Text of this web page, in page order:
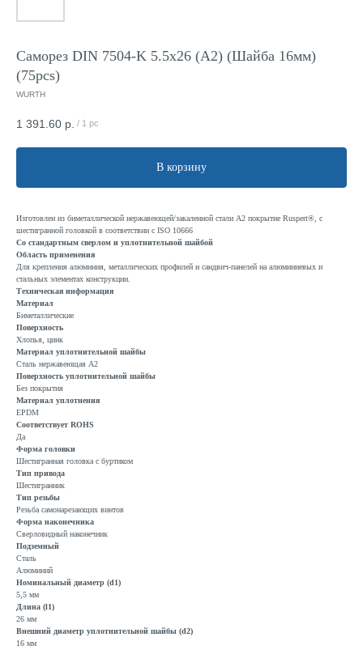
Саморез DIN 7504-K 5.5x26 (A2) (Шайба 16мм)
(75pcs)
WURTH
1 391.60 р. / 1 pc
В корзину
Изготовлен из биметаллической нержавеющей/закаленной стали A2 покрытие Ruspert®, с
шестигранной головкой в соответствии с ISO 10666
Со стандартным сверлом и уплотнительной шайбой
Область применения
Для крепления алюминия, металлических профилей и сандвич-панелей на алюминиевых и
стальных элементах конструкции.
Техническая информация
Материал
Биметаллические
Поверхность
Хлопья, цинк
Материал уплотнительной шайбы
Сталь нержавеющая A2
Поверхность уплотнительной шайбы
Без покрытия
Материал уплотнения
EPDM
Соответствует ROHS
Да
Форма головки
Шестигранная головка с буртиком
Тип привода
Шестигранник
Тип резьбы
Резьба самонарезающих винтов
Форма наконечника
Сверловидный наконечник
Подземный
Сталь
Алюминий
Номинальный диаметр (d1)
5,5 мм
Длина (l1)
26 мм
Внешний диаметр уплотнительной шайбы (d2)
16 мм